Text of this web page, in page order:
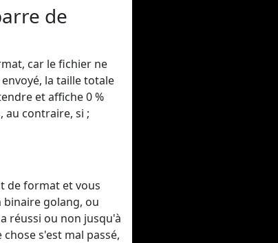
de
car le fichier ne
la taille totale
et affiche 0 %
au contraire, si ;
de format et vous
golang, ou
réussi ou non jusqu'à
s'est mal passé,